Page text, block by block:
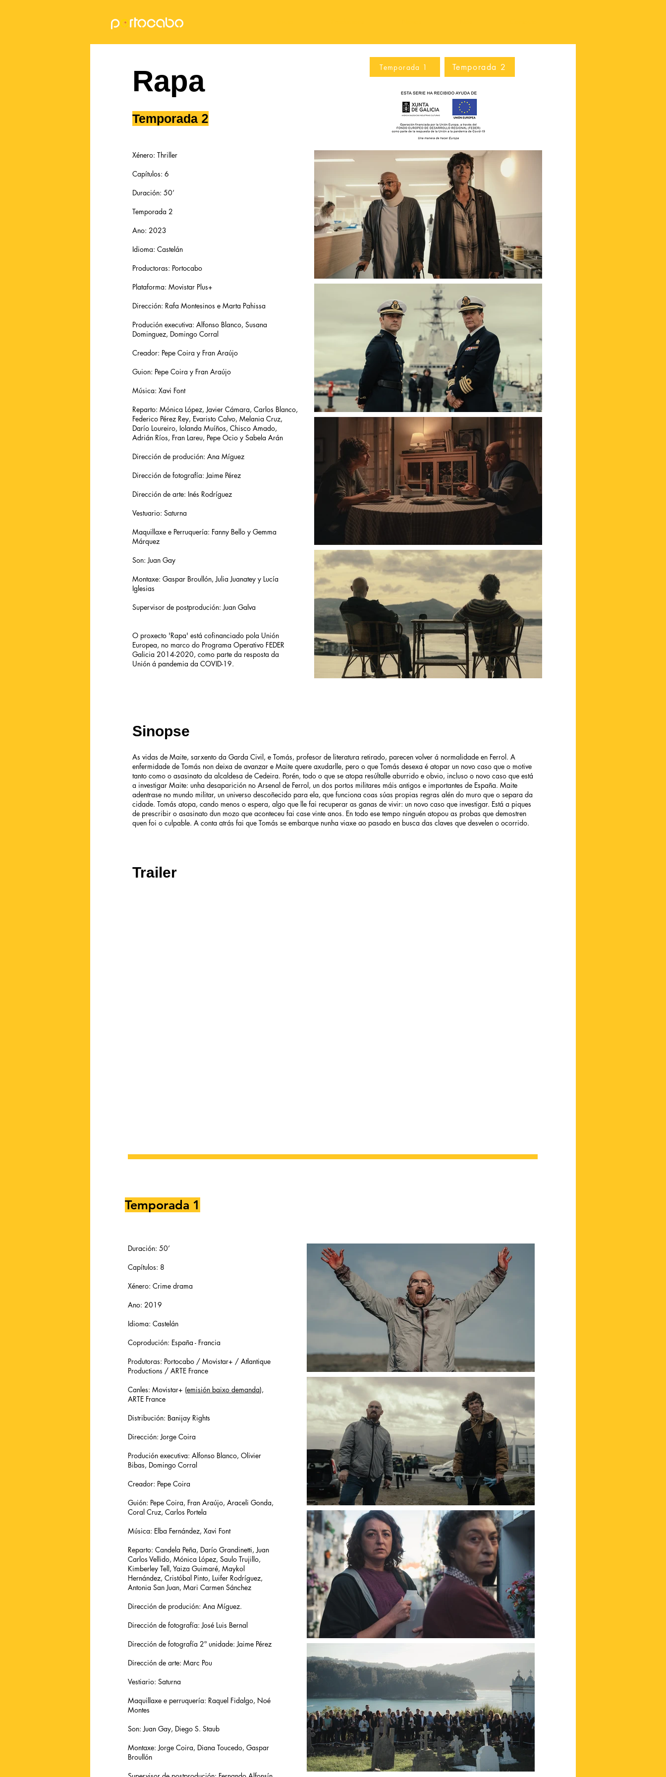
Rapa
Temporada 2
Xénero: Thriller
Capítulos: 6
Duración: 50’
Temporada 2
Ano: 2023
Idioma: Castelán
Productoras: Portocabo
Plataforma: Movistar Plus+
Dirección: Rafa Montesinos e Marta Pahissa
Produción executiva: Alfonso Blanco, Susana
Dominguez, Domingo Corral
Creador: Pepe Coira y Fran Araújo
Guion: Pepe Coira y Fran Araújo
Música: Xavi Font
Reparto: Mónica López, Javier Cámara, Carlos Blanco,
Federico Pérez Rey, Evaristo Calvo, Melania Cruz,
Darío Loureiro, Iolanda Muíños, Chisco Amado,
Adrián Ríos, Fran Lareu, Pepe Ocio y Sabela Arán
Dirección de produción: Ana Míguez
Dirección de fotografía: Jaime Pérez
Dirección de arte: Inés Rodríguez
Vestuario: Saturna
Maquillaxe e Perruquería: Fanny Bello y Gemma
Márquez
Son: Juan Gay
Montaxe: Gaspar Broullón, Julia Juanatey y Lucía
Iglesias
Supervisor de postprodución: Juan Galva
O proxecto 'Rapa' está cofinanciado pola Unión
Europea, no marco do Programa Operativo FEDER
Galicia 2014-2020, como parte da resposta da
Unión á pandemia da COVID-19.
Sinopse
As vidas de Maite, sarxento da Garda Civil, e Tomás, profesor de literatura retirado, parecen volver á normalidade en Ferrol. A
enfermidade de Tomás non deixa de avanzar e Maite quere axudarlle, pero o que Tomás desexa é atopar un novo caso que o motive
tanto como o asasinato da alcaldesa de Cedeira. Porén, todo o que se atopa resúltalle aburrido e obvio, incluso o novo caso que está
a investigar Maite: unha desaparición no Arsenal de Ferrol, un dos portos militares máis antigos e importantes de España. Maite
adentrase no mundo militar, un universo descoñecido para ela, que funciona coas súas propias regras alén do muro que o separa da
cidade. Tomás atopa, cando menos o espera, algo que lle fai recuperar as ganas de vivir: un novo caso que investigar. Está a piques
de prescribir o asasinato dun mozo que aconteceu fai case vinte anos. En todo ese tempo ninguén atopou as probas que demostren
quen foi o culpable. A conta atrás fai que Tomás se embarque nunha viaxe ao pasado en busca das claves que desvelen o ocorrido.
Trailer
Temporada 1
Duración: 50’
Capítulos: 8
Xénero: Crime drama
Ano: 2019
Idioma: Castelán
Coprodución: España - Francia
Produtoras: Portocabo / Movistar+ / Atlantique
Productions / ARTE France
Canles: Movistar+ (emisión baixo demanda),
ARTE France
Distribución: Banijay Rights
Dirección: Jorge Coira
Produción executiva: Alfonso Blanco, Olivier
Bibas, Domingo Corral
Creador: Pepe Coira
Guión: Pepe Coira, Fran Araújo, Araceli Gonda,
Coral Cruz, Carlos Portela
Música: Elba Fernández, Xavi Font
Reparto: Candela Peña, Darío Grandinetti, Juan
Carlos Vellido, Mónica López, Saulo Trujillo,
Kimberley Tell, Yaiza Guimaré, Maykol
Hernández, Cristóbal Pinto, Luifer Rodríguez,
Antonia San Juan, Mari Carmen Sánchez
Dirección de produción: Ana Míguez.
Dirección de fotografía: José Luis Bernal
Dirección de fotografía 2ª unidade: Jaime Pérez
Dirección de arte: Marc Pou
Vestiario: Saturna
Maquillaxe e perruquería: Raquel Fidalgo, Noé
Montes
Son: Juan Gay, Diego S. Staub
Montaxe: Jorge Coira, Diana Toucedo, Gaspar
Broullón
Temporada 1 Temporada 2